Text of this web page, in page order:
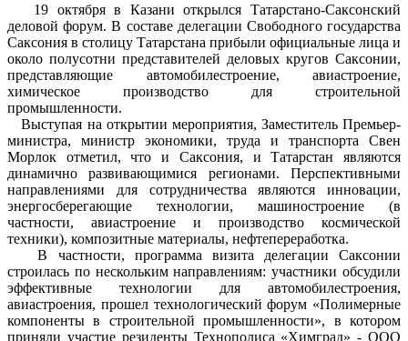
19 октября в Казани открылся Татарстано-Саксонский
деловой форум. В составе делегации Свободного государства
Саксония в столицу Татарстана прибыли официальные лица и
около полусотни представителей деловых кругов Саксонии,
представляющие автомобилестроение, авиастроение,
химическое производство для строительной
промышленности.
Выступая на открытии мероприятия, Заместитель Премьер-
министра, министр экономики, труда и транспорта Свен
Морлок отметил, что и Саксония, и Татарстан являются
динамично развивающимися регионами. Перспективными
направлениями для сотрудничества являются инновации,
энергосберегающие технологии, машиностроение (в
частности, авиастроение и производство космической
техники), композитные материалы, нефтепереработка.
В частности, программа визита делегации Саксонии
строилась по нескольким направлениям: участники обсудили
эффективные технологии для автомобилестроения,
авиастроения, прошел технологический форум «Полимерные
компоненты в строительной промышленности», в котором
приняли участие резиденты Технополиса «Химград» - ООО